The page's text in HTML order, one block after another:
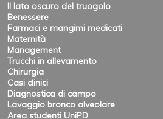
Il lato oscuro del truogolo
Benessere
Farmaci e mangimi medicati
Maternità
Management
Trucchi in allevamento
Chirurgia
Casi clinici
Diagnostica di campo
Lavaggio bronco alveolare
Area studenti UniPD